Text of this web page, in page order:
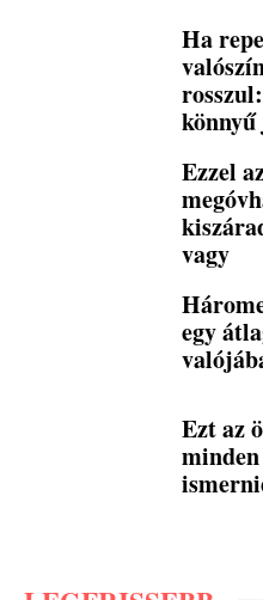
Ha
Ezzel
vagy
egy
Ezt az